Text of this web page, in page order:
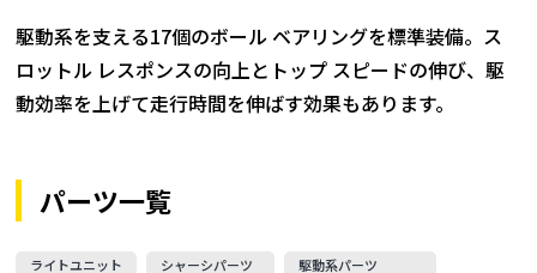
駆動系を支える17個のボール ベアリングを標準装備。ス
ロットル レスポンスの向上とトップ スピードの伸び、駆
動効率を上げて走行時間を伸ばす効果もあります。
パーツ一覧
ライトユニット
シャーシパーツ
駆動系パーツ